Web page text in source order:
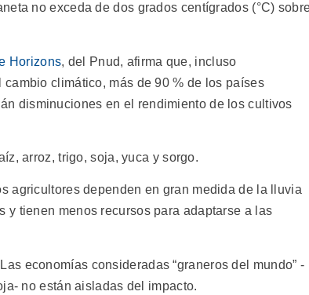
no exceda de dos grados centígrados (°C)
Horizons, del Pnud, afirma que, incluso
climático, más de 90 % de los países
disminuciones en el rendimiento de los cultivos
arroz, trigo, soja, yuca y sorgo.
agricultores dependen en gran medida de la lluvia
tienen menos recursos para adaptarse a las
economías consideradas “graneros del mundo” -
no están aisladas del impacto.